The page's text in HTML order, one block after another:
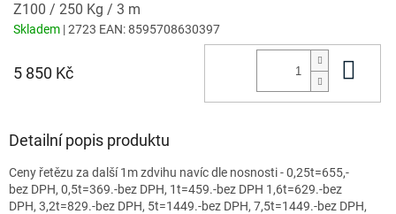
Z100 / 250 Kg / 3 m
Skladem | 2723 EAN:8595708630397
5 850 Kč
Detailní popis produktu
Ceny řetězu za další 1m zdvihu navíc dle nosnosti - 0,25t=655,-
bez DPH, 0,5t=369.-bez DPH, 1t=459.-bez DPH 1,6t=629.-bez
DPH, 3,2t=829.-bez DPH, 5t=1449.-bez DPH, 7,5t=1449.-bez DPH,